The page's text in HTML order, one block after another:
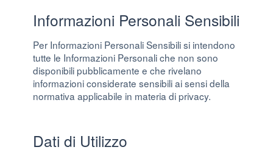
Informazioni Personali Sensibili
Per Informazioni Personali Sensibili si intendono
tutte le Informazioni Personali che non sono
disponibili pubblicamente e che rivelano
informazioni considerate sensibili ai sensi della
normativa applicabile in materia di privacy.
Dati di Utilizzo